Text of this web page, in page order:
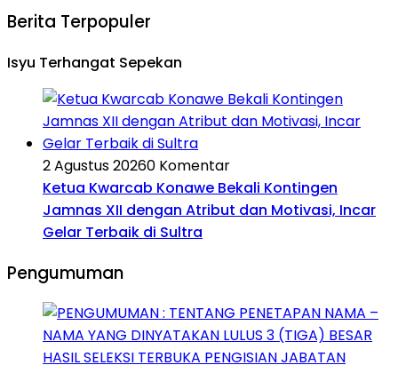
Berita Terpopuler
Isyu Terhangat Sepekan
2 Agustus 20260 Komentar
Ketua Kwarcab Konawe Bekali Kontingen
Jamnas XII dengan Atribut dan Motivasi, Incar
Gelar Terbaik di Sultra
Pengumuman